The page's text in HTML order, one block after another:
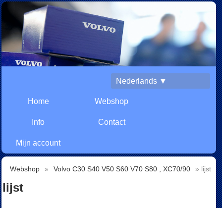
Nederlands ▼
Home Webshop
Info Contact
Mijn account
Webshop » Volvo C30 S40 V50 S60 V70 S80 , XC70/90 » lijst
lijst